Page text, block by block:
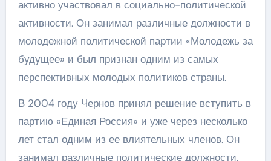
активно участвовал в социально-политической
активности. Он занимал различные должности в
молодежной политической партии «Молодежь за
будущее» и был признан одним из самых
перспективных молодых политиков страны.
В 2004 году Чернов принял решение вступить в
партию «Единая Россия» и уже через несколько
лет стал одним из ее влиятельных членов. Он
занимал различные политические должности,